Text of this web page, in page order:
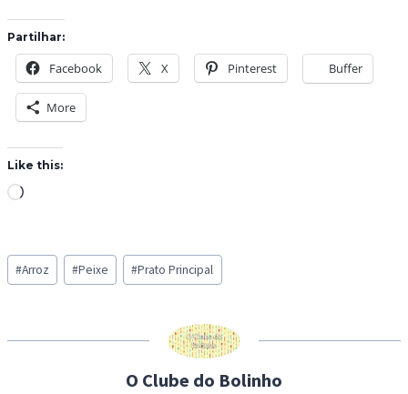
Partilhar:
Facebook X Pinterest Buffer
More
Like this:
L
d
g
Post
Tags:
#Arroz #Peixe #Prato Principal
O Clube do Bolinho